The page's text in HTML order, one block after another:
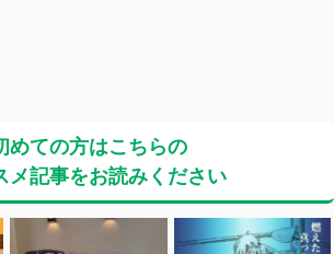
めての方はこちらの
メ記事をお読みください